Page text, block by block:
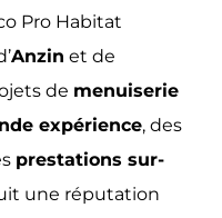
Pro Habitat
Anzin et de
de menuiserie
expérience, des
prestations sur-
une réputation